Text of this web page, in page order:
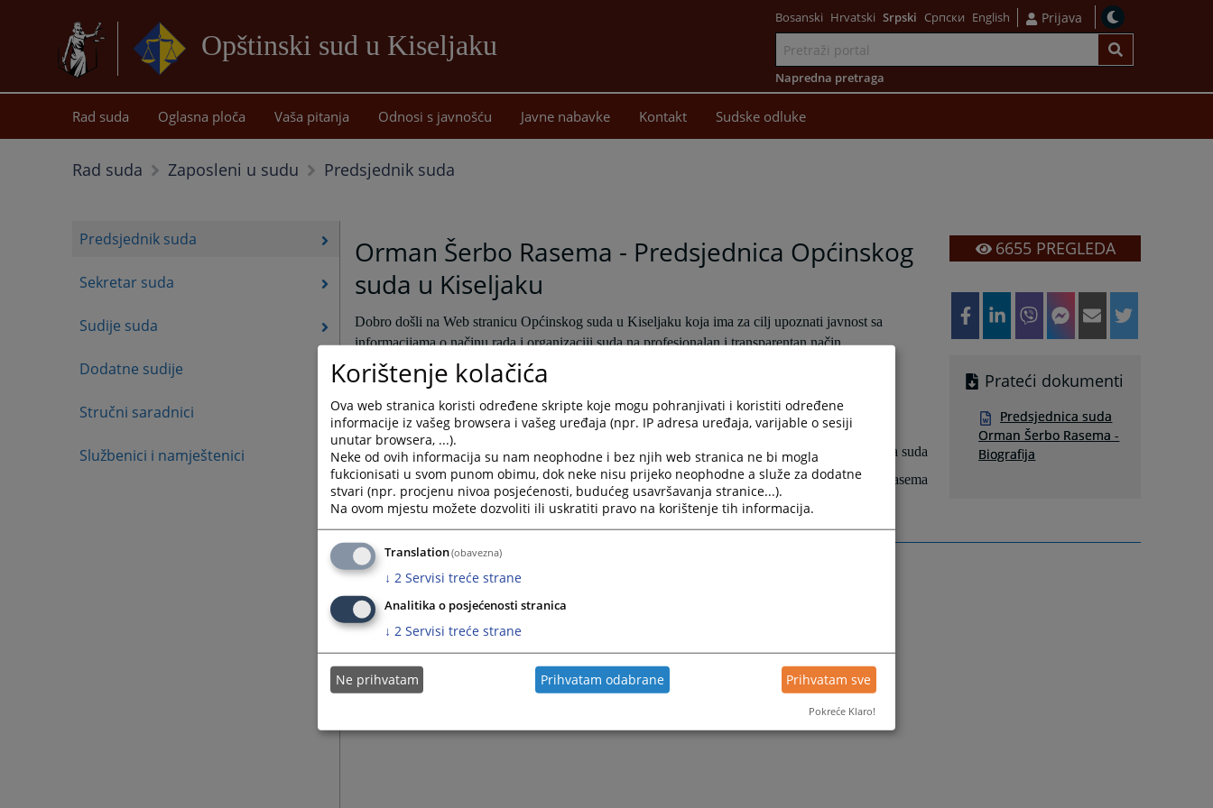
Opštinski sud u Kiseljaku
sadržaj
Bosanski Hrvatski Srpski Српски English Prijava
Napredna pretraga
Rad suda Oglasna ploča Vaša pitanja Odnosi s javnošću Javne nabavke Kontakt Sudske odluke
Rad suda Zaposleni u sudu Predsjednik suda
Predsjednik suda
Sekretar suda
Sudije suda
Dodatne sudije
Stručni saradnici
Službenici i namještenici
Orman Šerbo Rasema - Predsjednica Općinskog
suda u Kiseljaku
Dobro došli na Web stranicu Općinskog suda u Kiseljaku koja ima za cilj upoznati javnost sa
informacijama o načinu rada i organizaciji suda na profesionalan i transparentan način.
Nadam se da ćete posjetom našoj Web stranici pronaći sve informacije koje su vam potrebne.
Vaša mišljenja, prijedloge, sugestije možete dostaviti putem e-maila
Predsjednica suda
Orman Šerbo Rasema
6655PREGLEDA
Prateći dokumenti
Predsjednica suda
Orman Šerbo Rasema -
Biografija
Korištenje kolačića
Ova web stranica koristi određene skripte koje mogu pohranjivati i koristiti određene
informacije iz vašeg browsera i vašeg uređaja (npr. IP adresa uređaja, varijable o sesiji
unutar browsera, ...).
Neke od ovih informacija su nam neophodne i bez njih web stranica ne bi mogla
fukcionisati u svom punom obimu, dok neke nisu prijeko neophodne a služe za dodatne
stvari (npr. procjenu nivoa posjećenosti, budućeg usavršavanja stranice...).
Na ovom mjestu možete dozvoliti ili uskratiti pravo na korištenje tih informacija.
Translation(obavezna)
↓ 2 Servisi treće strane
Analitika o posjećenosti stranica
↓ 2 Servisi treće strane
Ne prihvatam Prihvatam odabrane Prihvatam sve
Pokreće Klaro!